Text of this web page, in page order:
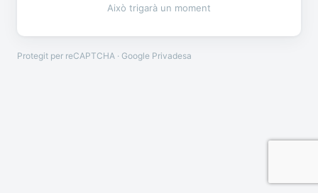
Això trigarà un moment
Protegit per reCAPTCHA · Google Privadesa